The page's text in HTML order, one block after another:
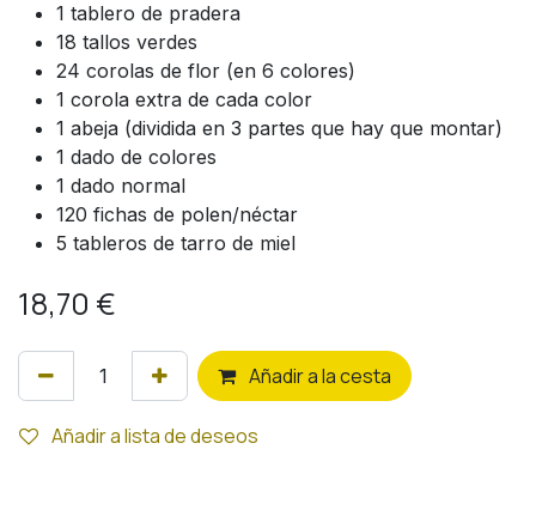
1 tablero de pradera
18 tallos verdes
24 corolas de flor (en 6 colores)
1 corola extra de cada color
1 abeja (dividida en 3 partes que hay que montar)
1 dado de colores
1 dado normal
120 fichas de polen/néctar
5 tableros de tarro de miel
18,70 €
Añadir a la cesta
Añadir a lista de deseos